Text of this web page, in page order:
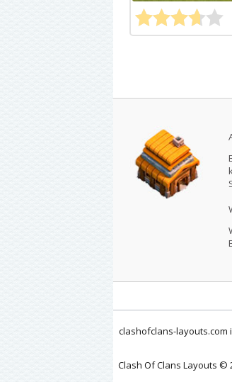
clashofclans-layouts.com
Clash Of Clans Layouts ©